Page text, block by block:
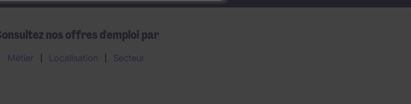
nos offres d'emploi par
Métier Localisation Secteur